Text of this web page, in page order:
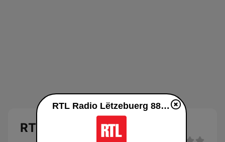
RTL Radio Lëtzebuerg 88.9
RTL Radio Lëtzebuerg 88.9 diretta